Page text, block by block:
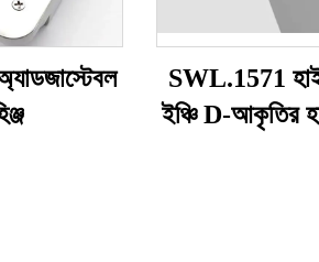
SWL.1571
ইঞ্চি D-আকৃতির